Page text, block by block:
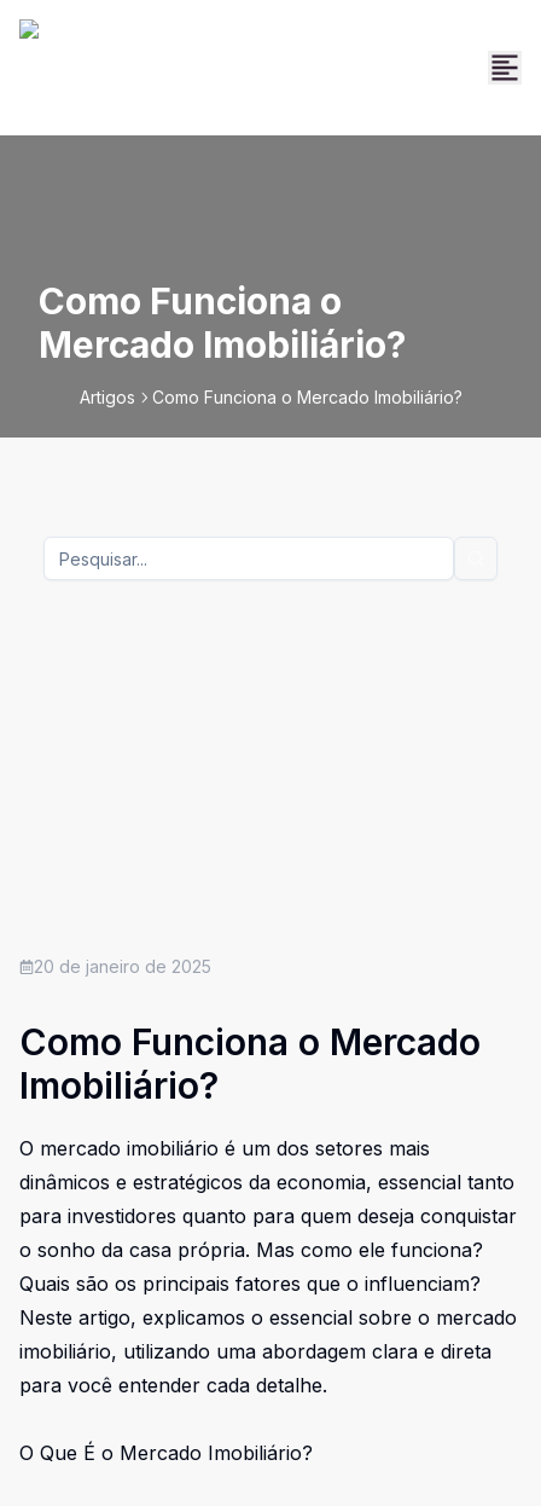
Como Funciona o
Mercado Imobiliário?
Artigos Como Funciona o Mercado Imobiliário?
20 de janeiro de 2025
Como Funciona o Mercado
Imobiliário?
O mercado imobiliário é um dos setores mais
dinâmicos e estratégicos da economia, essencial tanto
para investidores quanto para quem deseja conquistar
o sonho da casa própria. Mas como ele funciona?
Quais são os principais fatores que o influenciam?
Neste artigo, explicamos o essencial sobre o mercado
imobiliário, utilizando uma abordagem clara e direta
para você entender cada detalhe.
O Que É o Mercado Imobiliário?